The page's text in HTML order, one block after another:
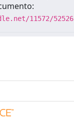
11572/52526